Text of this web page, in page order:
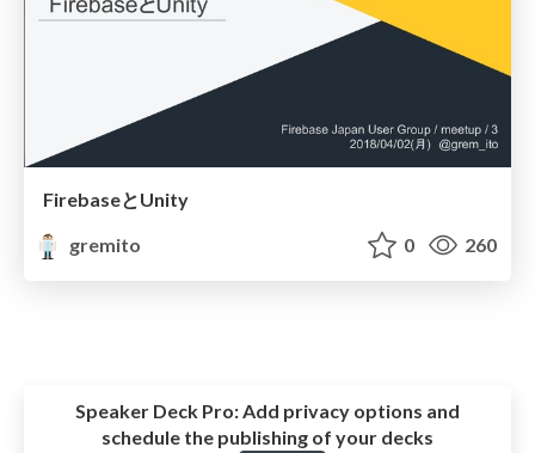
FirebaseとUnity
gremito
0 260
Speaker Deck Pro:Add privacy options and
schedule the publishing of your decks